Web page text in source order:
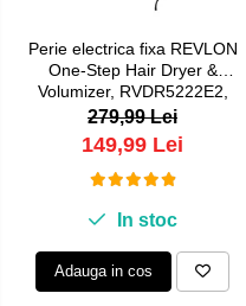
Perie electrica fixa REVLON
One-Step Hair Dryer &
Volumizer, RVDR5222E2,
pentru par mediu si lung
279,99 Lei
149,99 Lei
In stoc
Adauga in cos